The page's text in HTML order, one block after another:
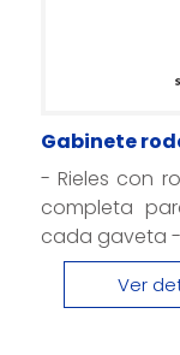
Gabinete
- Rieles con
completa
cada gaveta
Ver